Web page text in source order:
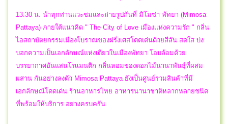
13.30 น. นำทุกท่านแวะชมและถ่ายรูปกันที่ มิโมซ่า พัทยา (Mimosa
Pattaya) ภายใต้แนวคิด " The City of Love เมืองเเห่งความรัก " กลิ่น
ไอสถาบัตยกรรมเมืองโบราณของฝรั่งเศสโดดเด่นด้วยสีสัน สดใส บ่ง
บอกความเป็นเอกลักษณ์แห่งเดียวในเมืองพัทยา โอบล้อมด้วย
บรรยากาศอันแสนโรเเมนติก กลิ่นหอมของดอกไม้นานาพันธุ์ที่ผสม
ผสาน กันอย่างลงตัว Mimosa Pattaya ยังเป็นศูนย์รวมสินค้าที่มี
เอกลักษณ์โดดเด่น ร้านอาหารไทย อาหารนานาชาติหลากหลายชนิด
ที่พร้อมให้บริการ อย่างครบครัน